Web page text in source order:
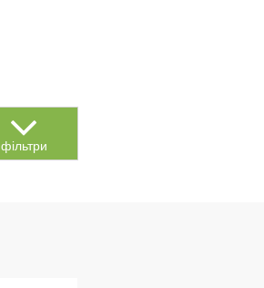
фільтри